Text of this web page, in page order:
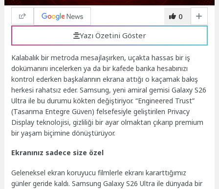
0
Yazı Özetini Göster
Kalabalık bir metroda mesajlaşırken, uçakta hassas bir iş
dokümanını incelerken ya da bir kafede banka hesabınızı
kontrol ederken başkalarının ekrana attığı o kaçamak bakış
herkesi rahatsız eder. Samsung, yeni amiral gemisi Galaxy S26
Ultra ile bu durumu kökten değiştiriyor. “Engineered Trust”
(Tasarıma Entegre Güven) felsefesiyle geliştirilen Privacy
Display teknolojisi, gizliliği bir ayar olmaktan çıkarıp premium
bir yaşam biçimine dönüştürüyor.
Ekranınız sadece size özel
Geleneksel ekran koruyucu filmlerle ekranı kararttığımız
günler geride kaldı. Samsung Galaxy S26 Ultra ile dünyada bir